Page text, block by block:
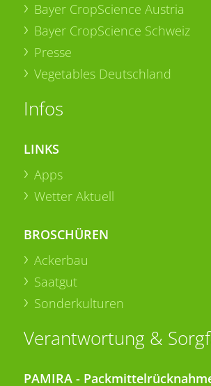
Bayer CropScience Austria
Bayer CropScience Schweiz
Presse
Vegetables Deutschland
Infos
LINKS
Apps
Wetter Aktuell
BROSCHÜREN
Ackerbau
Saatgut
Sonderkulturen
Verantwortung &
PAMIRA -